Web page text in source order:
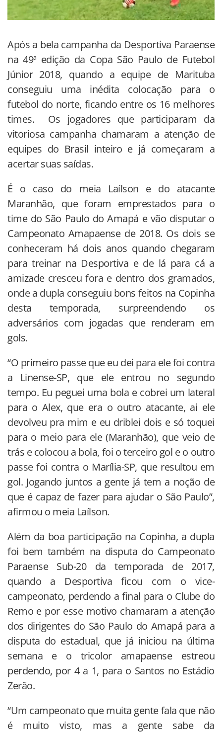
Após a bela campanha da Desportiva Paraense
na 49ª edição da Copa São Paulo de Futebol
Júnior 2018, quando a equipe de Marituba
conseguiu uma inédita colocação para o
futebol do norte, ficando entre os 16 melhores
times. Os jogadores que participaram da
vitoriosa campanha chamaram a atenção de
equipes do Brasil inteiro e já começaram a
acertar suas saídas.
É o caso do meia Laílson e do atacante
Maranhão, que foram emprestados para o
time do São Paulo do Amapá e vão disputar o
Campeonato Amapaense de 2018. Os dois se
conheceram há dois anos quando chegaram
para treinar na Desportiva e de lá para cá a
amizade cresceu fora e dentro dos gramados,
onde a dupla conseguiu bons feitos na Copinha
desta temporada, surpreendendo os
adversários com jogadas que renderam em
gols.
“O primeiro passe que eu dei para ele foi contra
a Linense-SP, que ele entrou no segundo
tempo. Eu peguei uma bola e cobrei um lateral
para o Alex, que era o outro atacante, ai ele
devolveu pra mim e eu driblei dois e só toquei
para o meio para ele (Maranhão), que veio de
trás e colocou a bola, foi o terceiro gol e o outro
passe foi contra o Marília-SP, que resultou em
gol. Jogando juntos a gente já tem a noção de
que é capaz de fazer para ajudar o São Paulo”,
afirmou o meia Laílson.
Além da boa participação na Copinha, a dupla
foi bem também na disputa do Campeonato
Paraense Sub-20 da temporada de 2017,
quando a Desportiva ficou com o vice-
campeonato, perdendo a final para o Clube do
Remo e por esse motivo chamaram a atenção
dos dirigentes do São Paulo do Amapá para a
disputa do estadual, que já iniciou na última
semana e o tricolor amapaense estreou
perdendo, por 4 a 1, para o Santos no Estádio
Zerão.
“Um campeonato que muita gente fala que não
é muito visto, mas a gente sabe da